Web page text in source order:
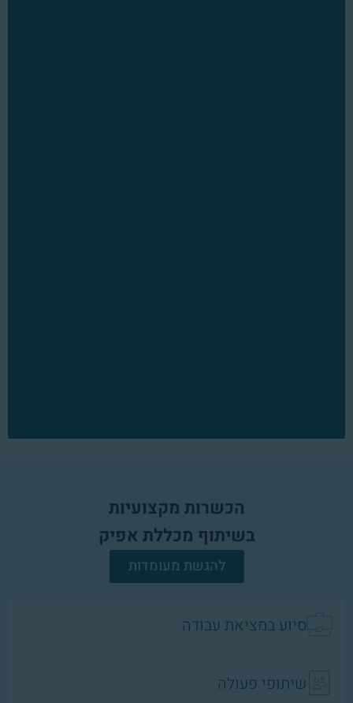
הכשרות מקצועיות
בשיתוף מכללת אפיק
להגשת מעומדות
סיוע במציאת עבודה
שיתופי פעולה